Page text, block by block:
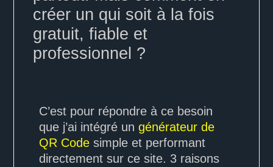
créer un qui soit à la fois
gratuit, fiable et
professionnel ?
C’est pour répondre à ce besoin
que j’ai intégré un générateur de
QR Codesimple et performant
directement sur ce site. 3 raisons